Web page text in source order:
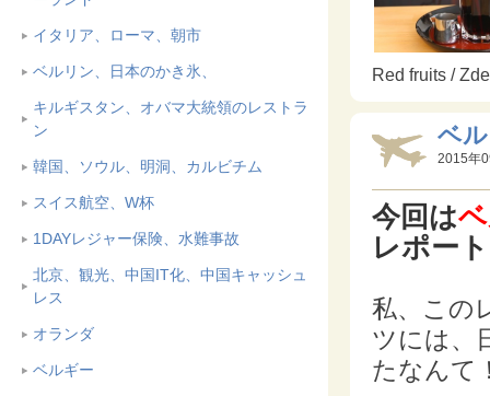
イタリア、ローマ、朝市
ベルリン、日本のかき氷、
キルギスタン、オバマ大統領のレストラ
ン
韓国、ソウル、明洞、カルビチム
スイス航空、W杯
1DAYレジャー保険、水難事故
北京、観光、中国IT化、中国キャッシュ
レス
オランダ
ベルギー
Red fruits /
ベ
2015年
今回は
レポー
私、この
ツには、
たなんて